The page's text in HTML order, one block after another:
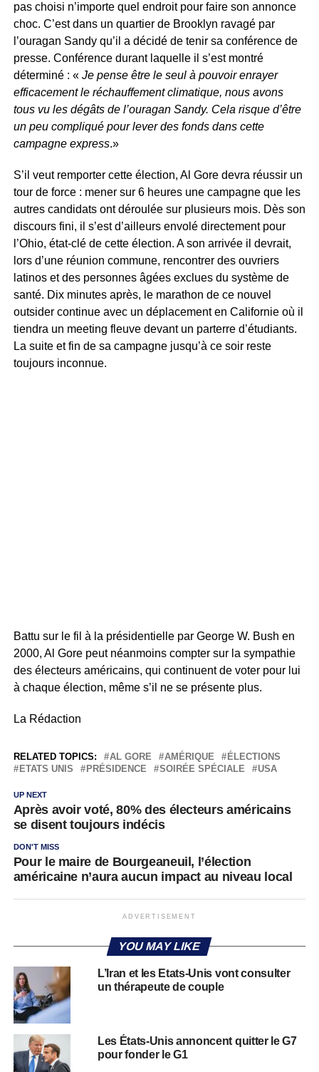
pas choisi n’importe quel endroit pour faire son annonce
choc. C’est dans un quartier de Brooklyn ravagé par
l’ouragan Sandy qu’il a décidé de tenir sa conférence de
presse. Conférence durant laquelle il s’est montré
déterminé : «Je pense être le seul à pouvoir enrayer
efficacement le réchauffement climatique, nous avons
tous vu les dégâts de l’ouragan Sandy. Cela risque d’être
un peu compliqué pour lever des fonds dans cette
campagne express.»
S’il veut remporter cette élection, Al Gore devra réussir un
tour de force : mener sur 6 heures une campagne que les
autres candidats ont déroulée sur plusieurs mois. Dès son
discours fini, il s’est d’ailleurs envolé directement pour
l’Ohio, état-clé de cette élection. A son arrivée il devrait,
lors d’une réunion commune, rencontrer des ouvriers
latinos et des personnes âgées exclues du système de
santé. Dix minutes après, le marathon de ce nouvel
outsider continue avec un déplacement en Californie où il
tiendra un meeting fleuve devant un parterre d’étudiants.
La suite et fin de sa campagne jusqu’à ce soir reste
toujours inconnue.
Battu sur le fil à la présidentielle par George W. Bush en
2000, Al Gore peut néanmoins compter sur la sympathie
des électeurs américains, qui continuent de voter pour lui
à chaque élection, même s’il ne se présente plus.
La Rédaction
RELATED TOPICS: AL GORE AMÉRIQUE
ÉLECTIONS
ETATS UNIS
PRÉSIDENCE SOIRÉE SPÉCIALE USA
UP NEXT
Après avoir voté, 80% des électeurs américains
se disent toujours indécis
DON'T MISS
Pour le maire de Bourgeaneuil, l’élection
américaine n’aura aucun impact au niveau local
ADVERTISEMENT
YOU MAY LIKE
L’Iran et les Etats-Unis vont consulter
un thérapeute de couple
Les États-Unis annoncent quitter le G7
pour fonder le G1